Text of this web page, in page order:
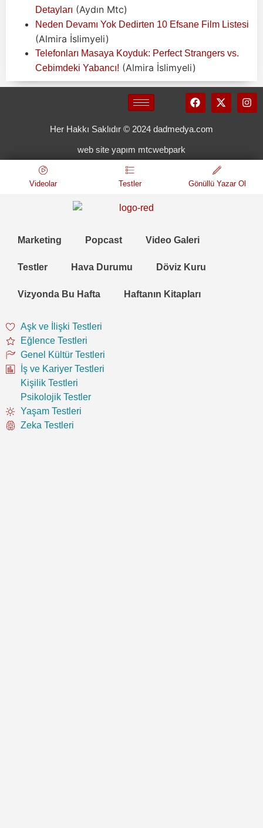
Detayları (Aydın Mtc)
Neden Devamı Yok Dedirten 10 Efsane Film Listesi
(Almira İslimyeli)
Telefonları Masaya Koyduk: Perfect Strangers vs.
Cebimdeki Yabancı! (Almira İslimyeli)
Her Hakkı Saklıdır © 2024 dadmedya.com
web site yapım mtcwebpark
Videolar Testler Gönüllü Yazar Ol
Marketing Popcast Video Galeri
Testler Hava Durumu Döviz Kuru
Vizyonda Bu Hafta Haftanın Kitapları
Aşk ve İlişki Testleri
Eğlence Testleri
Genel Kültür Testleri
İş ve Kariyer Testleri
Kişilik Testleri
Psikolojik Testler
Yaşam Testleri
Zeka Testleri